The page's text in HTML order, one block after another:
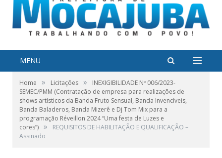
MENU
Home » Licitações »
INEXIGIBILIDADE Nº 006/2023-
SEMEC/PMM (Contratação de empresa para realizações de
shows artísticos da Banda Fruto Sensual, Banda Invencíveis,
Banda Baladeros, Banda Mizerê e Dj Tom Mix para a
programação Réveillon 2024 “Uma festa de Luzes e
cores”) »
REQUISITOS DE HABILITAÇÃO E QUALIFICAÇÃO –
Assinado